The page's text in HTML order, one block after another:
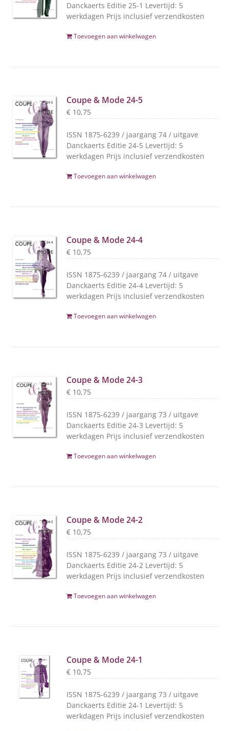
Danckaerts Editie 25-1 Levertijd: 5
werkdagen Prijs inclusief verzendkosten
Toevoegen aan winkelwagen
Coupe & Mode 24-5
€ 10,75
ISSN 1875-6239 / jaargang 74 / uitgave
Danckaerts Editie 24-5 Levertijd: 5
werkdagen Prijs inclusief verzendkosten
Toevoegen aan winkelwagen
Coupe & Mode 24-4
€ 10,75
ISSN 1875-6239 / jaargang 74 / uitgave
Danckaerts Editie 24-4 Levertijd: 5
werkdagen Prijs inclusief verzendkosten
Toevoegen aan winkelwagen
Coupe & Mode 24-3
€ 10,75
ISSN 1875-6239 / jaargang 73 / uitgave
Danckaerts Editie 24-3 Levertijd: 5
werkdagen Prijs inclusief verzendkosten
Toevoegen aan winkelwagen
Coupe & Mode 24-2
€ 10,75
ISSN 1875-6239 / jaargang 73 / uitgave
Danckaerts Editie 24-2 Levertijd: 5
werkdagen Prijs inclusief verzendkosten
Toevoegen aan winkelwagen
Coupe & Mode 24-1
€ 10,75
ISSN 1875-6239 / jaargang 73 / uitgave
Danckaerts Editie 24-1 Levertijd: 5
werkdagen Prijs inclusief verzendkosten